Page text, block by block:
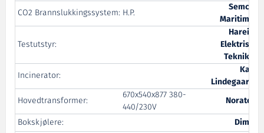
CO2 Brannslukkingssystem: H.P.
Semco
Maritime
Testutstyr:
Hareid
Elektrisk
Teknikk
Incinerator:
Kay
Lindegaard
Hovedtransformer:
670x540x877 380-
440/230V
Noratel
Bokskjølere:
Dimo